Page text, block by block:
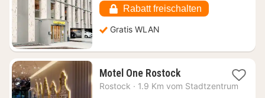
88,79
€
Rabatt freischalten
Gratis WLAN
Motel One Rostock1
Nacht
Rostock · 1.9 Km vom Stadtzentrum